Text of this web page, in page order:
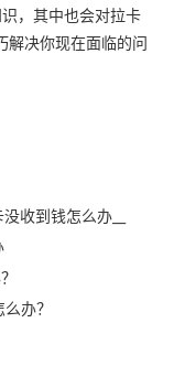
，其中也会对拉卡
解决你现在面临的问
收到钱怎么办__
办？